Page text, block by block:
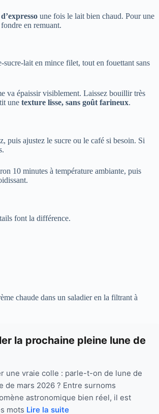
une fois le lait bien chaud. Pour une
en remuant.
sucre-lait en mince filet, tout en fouettant sans
va épaissir visiblement. Laissez bouillir très
une texture lisse, sans goût farineux.
puis ajustez le sucre ou le café si besoin. Si
10 minutes à température ambiante, puis
font la différence.
chaude dans un saladier en la filtrant à
la prochaine pleine lune de
une vraie colle : parle-t-on de lune de
de mars 2026 ? Entre surnoms
astronomique bien réel, il est
mots Lire la suite